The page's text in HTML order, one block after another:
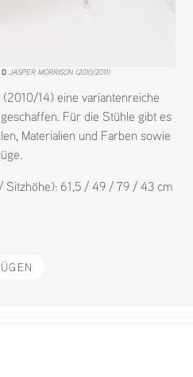
D JASPER MORRISON (2010/2011)
14) eine variantenreiche
Für die Stühle gibt es
Materialien und Farben sowie
61,5 / 49 / 79 / 43 cm